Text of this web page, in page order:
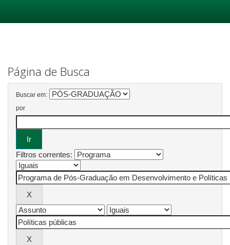
Página de Busca
Buscar em:
por
Filtros correntes: